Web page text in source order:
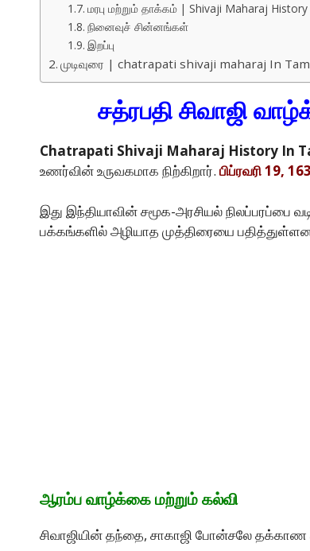
மரபு மற்றும் தாக்கம் | Shivaji Maharaj
நினைவுச் சின்னங்கள்
இறப்பு
முடிவுரை | chatrapati shivaji maharaj In
சத்ரபதி சிவாஜி
Chatrapati Shivaji Maharaj History In
உணர்வின் உருவகமாக நிற்கிறார். பிப்ரவரி 19,
இது இந்தியாவின் சமூக-அரசியல் நிலப்பரப்பை
பக்கங்களில் அழியாத முத்திரையை
ஆரம்ப வாழ்க்கை மற்றும் கல்வி
சிவாஜியின் தந்தை, சாகாஜி போன்சலே தக்காண